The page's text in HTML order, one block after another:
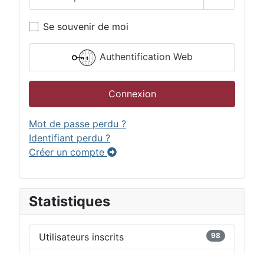
Afficher
Se souvenir de moi
Authentification Web
Connexion
Mot de passe perdu ?
Identifiant perdu ?
Créer un compte
Statistiques
Utilisateurs inscrits 98